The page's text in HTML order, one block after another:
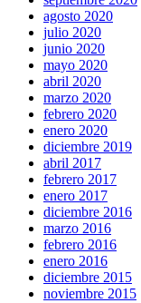
agosto 2020
julio 2020
junio 2020
mayo 2020
abril 2020
marzo 2020
febrero 2020
enero 2020
diciembre 2019
abril 2017
febrero 2017
enero 2017
diciembre 2016
marzo 2016
febrero 2016
enero 2016
diciembre 2015
noviembre 2015